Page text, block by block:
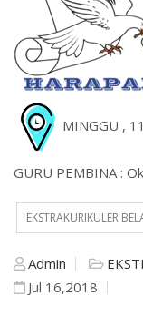
MINGGU ,
GURU PEMBINA :
EKSTRAKURIKULER
Admin
Jul 16,2018